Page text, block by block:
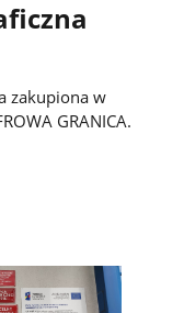
zakupiona w
GRANICA.